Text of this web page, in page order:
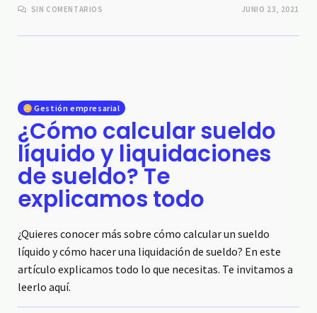
SIN COMENTARIOS JUNIO 23, 2021
Gestión empresarial
¿Cómo calcular sueldo
líquido y liquidaciones
de sueldo? Te
explicamos todo
¿Quieres conocer más sobre cómo calcular un sueldo
líquido y cómo hacer una liquidación de sueldo? En este
artículo explicamos todo lo que necesitas. Te invitamos a
leerlo aquí.